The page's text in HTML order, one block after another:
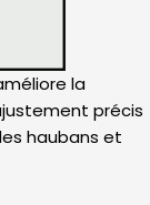
la
précis
haubans et